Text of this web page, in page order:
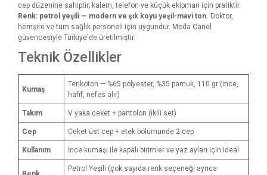
cep düzenine sahiptir; kalem, telefon ve küçük ekipman için pratiktir.
Renk: petrol yeşili — modern ve şık koyu yeşil-mavi ton. Doktor,
hemşire ve tüm sağlık personeli için uygundur. Moda Canel
güvencesiyle Türkiye'de üretilmiştir.
Teknik Özellikler
Kumaş
Terikoton — %65 polyester, %35 pamuk, 110 gr (ince,
hafif, nefes alır)
Takım V yaka ceket + pantolon (ikili set)
Cep Ceket üst cep + etek bölümünde 2 cep
Kullanım İnce kumaşı ile kapalı birimler ve yaz ayları için ideal
Petrol Yeşili (çok sayıda renk seçeneği ayrıca